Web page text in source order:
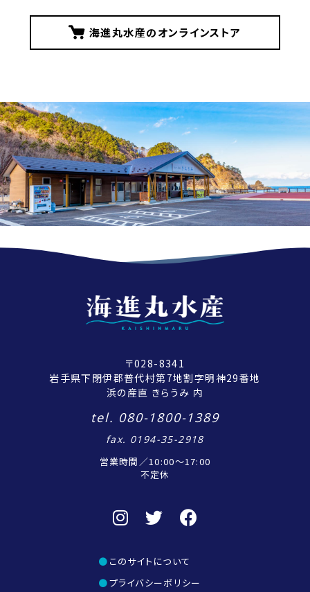
海進丸水産のオンラインストア
〒028-8341
岩手県下閉伊郡普代村第7地割字明神29番地
浜の産直 きらうみ 内
tel. 080-1800-1389
fax. 0194-35-2918
営業時間／10:00〜17:00
不定休
このサイトについて
プライバシーポリシー